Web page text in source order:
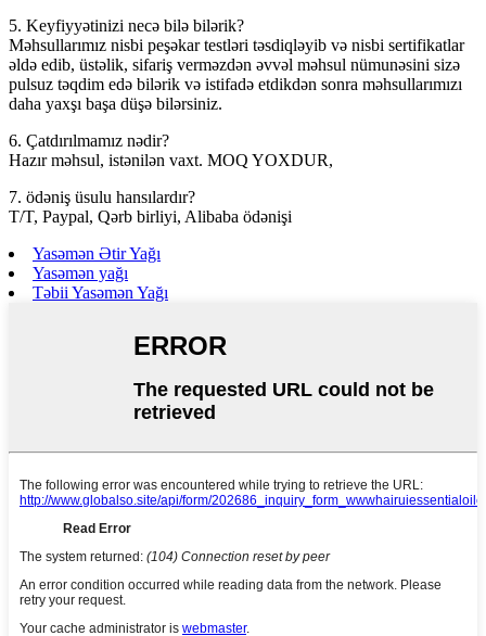
5. Keyfiyyətinizi necə bilə bilərik?
Məhsullarımız nisbi peşəkar testləri təsdiqləyib və nisbi sertifikatlar
əldə edib, üstəlik, sifariş verməzdən əvvəl məhsul nümunəsini sizə
pulsuz təqdim edə bilərik və istifadə etdikdən sonra məhsullarımızı
daha yaxşı başa düşə bilərsiniz.
6. Çatdırılmamız nədir?
Hazır məhsul, istənilən vaxt. MOQ YOXDUR,
7. ödəniş üsulu hansılardır?
T/T, Paypal, Qərb birliyi, Alibaba ödənişi
Yasəmən Ətir Yağı
Yasəmən yağı
Təbii Yasəmən Yağı